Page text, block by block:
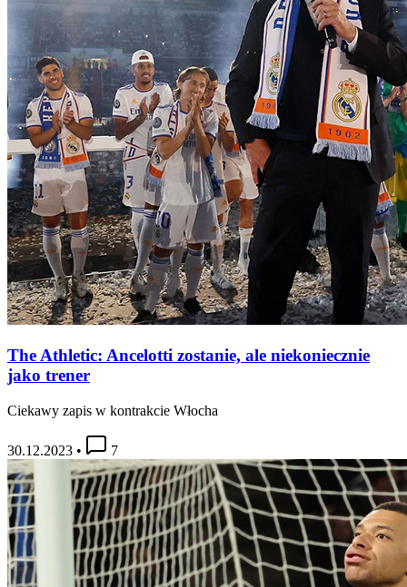
The Athletic: Ancelotti zostanie, ale niekoniecznie
jako trener
Ciekawy zapis w kontrakcie Włocha
30.12.2023 • 7